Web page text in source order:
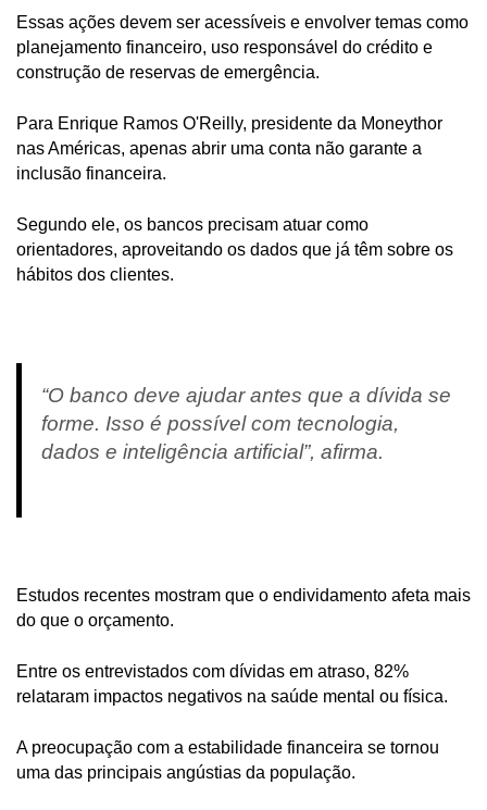
Essas ações devem ser acessíveis e envolver temas como
planejamento financeiro, uso responsável do crédito e
construção de reservas de emergência.
Para Enrique Ramos O'Reilly, presidente da Moneythor
nas Américas, apenas abrir uma conta não garante a
inclusão financeira.
Segundo ele, os bancos precisam atuar como
orientadores, aproveitando os dados que já têm sobre os
hábitos dos clientes.
“O banco deve ajudar antes que a dívida se
forme. Isso é possível com tecnologia,
dados e inteligência artificial”, afirma.
Estudos recentes mostram que o endividamento afeta mais
do que o orçamento.
Entre os entrevistados com dívidas em atraso, 82%
relataram impactos negativos na saúde mental ou física.
A preocupação com a estabilidade financeira se tornou
uma das principais angústias da população.